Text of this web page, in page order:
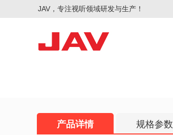
JAV，专注视听领域研发与生产！
产品详情 规格参数